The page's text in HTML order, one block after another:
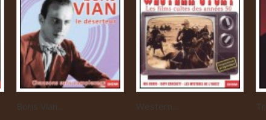
Boris Vian... Western...